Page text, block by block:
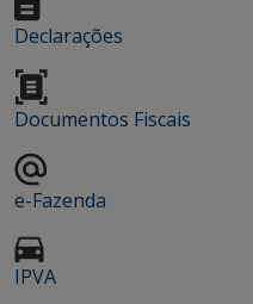
Declarações
Documentos Fiscais
e-Fazenda
IPVA